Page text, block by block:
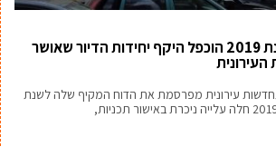
הדו”ח שמראה: בשנת 2019 הוכפל היקף יחידות הדיור שאושר
עירונית מפרסמת את הדוח המקיף שלה לשנת